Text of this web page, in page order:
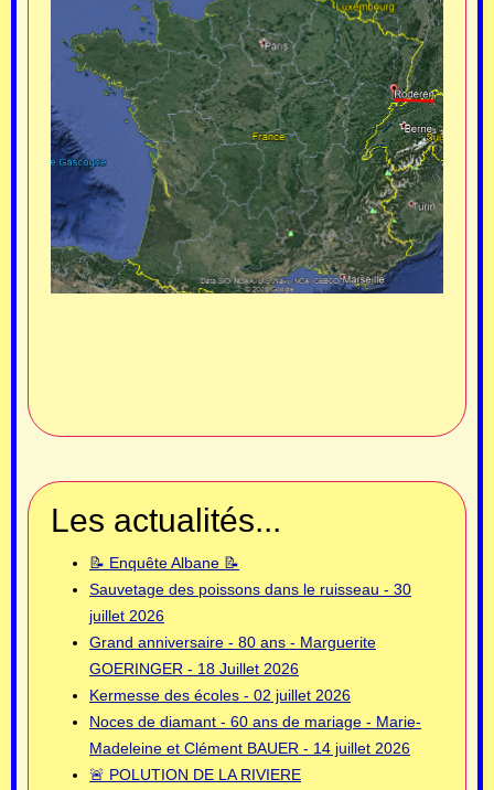
Les actualités...
📝 Enquête Albane 📝
Sauvetage des poissons dans le ruisseau - 30
juillet 2026
Grand anniversaire - 80 ans - Marguerite
GOERINGER - 18 Juillet 2026
Kermesse des écoles - 02 juillet 2026
Noces de diamant - 60 ans de mariage - Marie-
Madeleine et Clément BAUER - 14 juillet 2026
🚨 POLUTION DE LA RIVIERE